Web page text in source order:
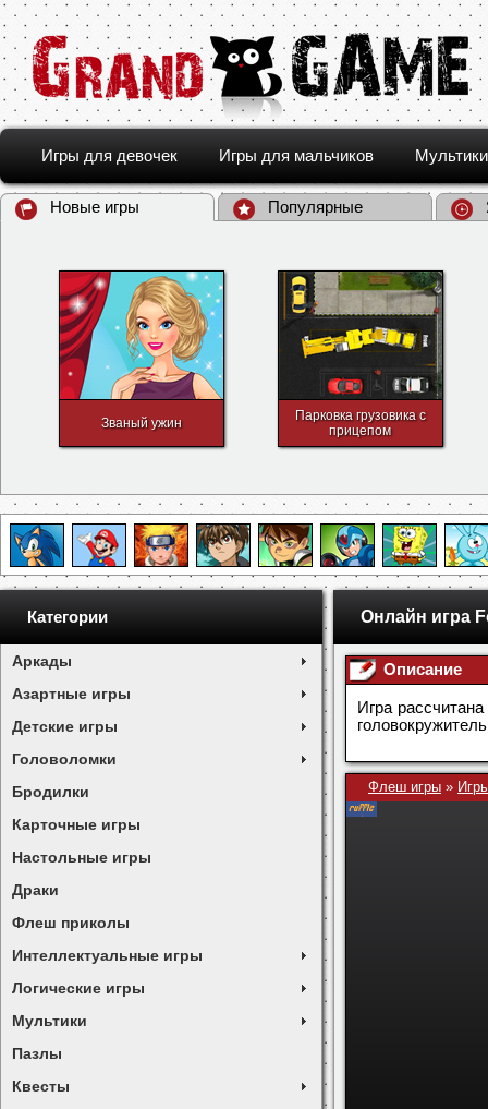
Игры для девочек Игры для мальчиков Мультики
Новые игры Популярные
Званый ужин
Парковка грузовика с
прицепом
Категории
Аркады
Азартные игры
Детские игры
Головоломки
Бродилки
Карточные игры
Настольные игры
Драки
Флеш приколы
Интеллектуальные игры
Логические игры
Мультики
Пазлы
Квесты
Онлайн игра
Описание
Игра
Флеш игры »